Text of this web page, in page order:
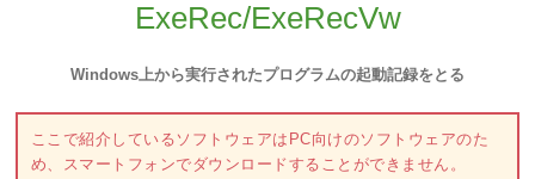
ExeRec/ExeRecVw
Windows上から実行されたプログラムの起動記録をとる
ここで紹介しているソフトウェアはPC向けのソフトウェアのた
め、スマートフォンでダウンロードすることができません。